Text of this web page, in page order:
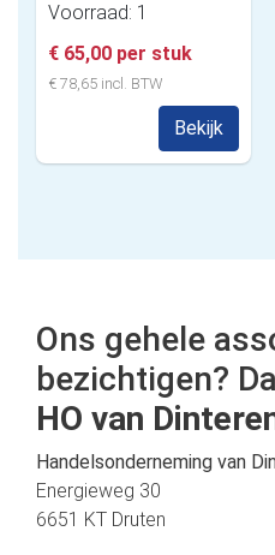
Voorraad: 1
€ 65,00 per stuk
€ 78,65 incl. BTW
Bekijk
Ons gehele
bezichtigen?
HO van
Handelsonderneming van
Energieweg 30
6651 KT Druten